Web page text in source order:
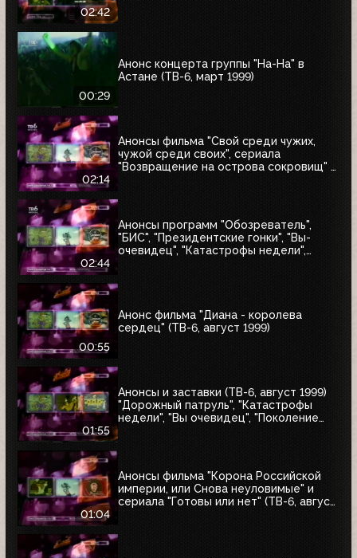
02:42
00:29
Анонс концерта группы "На-На" в
Астане (ТВ-6, март 1999)
02:14
Анонсы фильма "Свой среди чужих,
чужой среди своих", сериала
"Возвращение на острова сокровищ" и
02:44
Анонсы программ "Обозреватель",
"БИС", "Президентские гонки", "Вы-
очевидец", "Катастрофы недели",
00:55
Анонс фильма "Диана - королева
сердец" (ТВ-6, август 1999)
01:55
Анонсы и заставки (ТВ-6, август 1999)
"Дорожный патруль", "Катастрофы
недели", "Вы очевидец", "Поколение
01:04
Анонсы фильма "Корона Российской
империи, или Снова неуловимые" и
сериала "Готовы или нет" (ТВ-6, август